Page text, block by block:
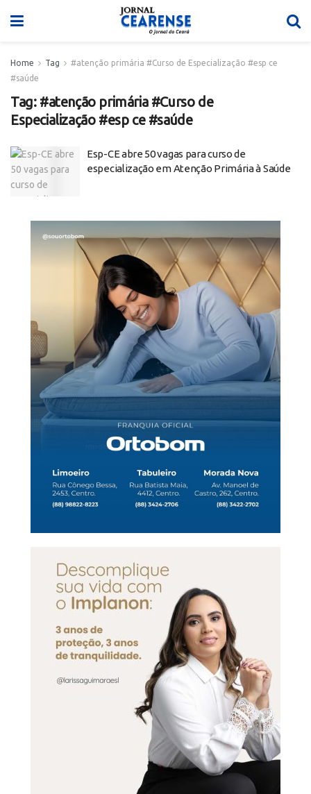
Home Tag
#atenção primária #Curso de Especialização #esp ce
#saúde
Tag: #atenção primária #Curso de
Especialização #esp ce #saúde
Esp-CE abre 50 vagas para curso de
especialização em Atenção Primária à Saúde